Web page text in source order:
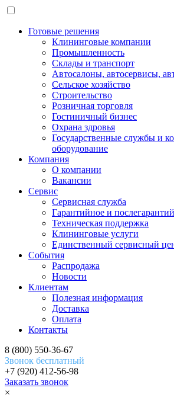
Готовые решения
Клининговые компании
Промышленность
Склады и транспорт
Автосалоны, автосервисы,
Сельское хозяйство
Строительство
Розничная торговля
Гостиничный бизнес
Охрана здровья
Государственные службы и
оборудование
Компания
О компании
Вакансии
Сервис
Сервисная служба
Гарантийное и
Техническая поддержка
Клининговые услуги
Единственный сервисный
События
Распродажа
Новости
Клиентам
Полезная информация
Доставка
Оплата
Контакты
8 (800) 550-36-67
Звонок бесплатный
+7 (920) 412-56-98
Заказать звонок
×